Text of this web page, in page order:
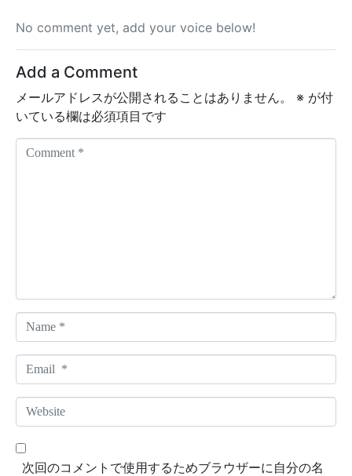
No comment yet, add your voice below!
Add a Comment
メールアドレスが公開されることはありません。 ※ が付
いている欄は必須項目です
a
m
*
m
a
*
W
e
b
次回のコメントで使用するためブラウザーに自分の名